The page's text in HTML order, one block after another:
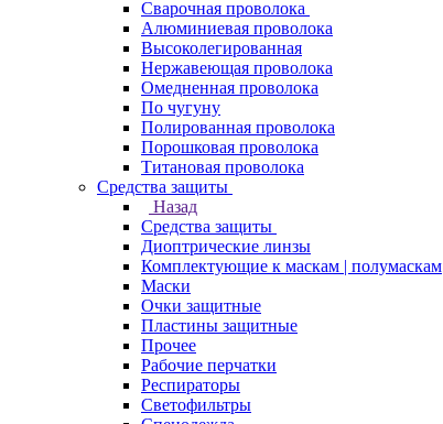
Сварочная проволока
Алюминиевая проволока
Высоколегированная
Нержавеющая проволока
Омедненная проволока
По чугуну
Полированная проволока
Порошковая проволока
Титановая проволока
Средства защиты
Назад
Средства защиты
Диоптрические линзы
Комплектующие к маскам | полумаскам
Маски
Очки защитные
Пластины защитные
Прочее
Рабочие перчатки
Респираторы
Светофильтры